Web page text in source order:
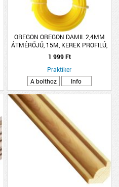
OREGON OREGON DAMIL 2,4MM
ÁTMÉRŐJŰ, 15M, KEREK PROFILÚ,
SÁRGA
1 999 Ft
Praktiker
A bolthoz
Info